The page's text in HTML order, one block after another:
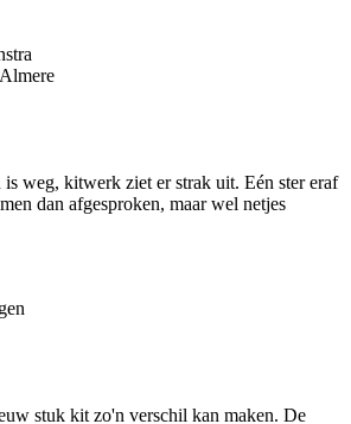
Almere
is weg, kitwerk ziet er strak uit. Eén ster eraf
dan afgesproken, maar wel netjes
stuk kit zo'n verschil kan maken. De